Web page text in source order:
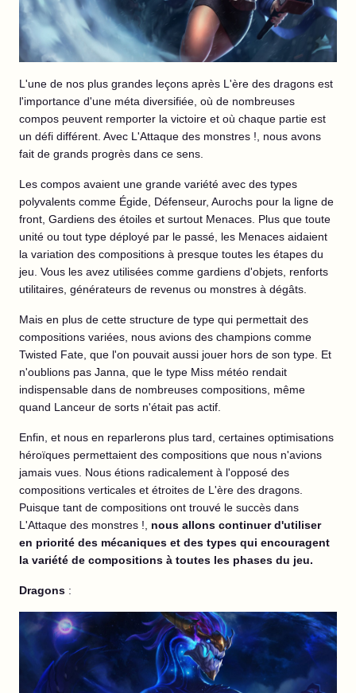
L'une de nos plus grandes leçons après L'ère des dragons est
l'importance d'une méta diversifiée, où de nombreuses
compos peuvent remporter la victoire et où chaque partie est
un défi différent. Avec L'Attaque des monstres !, nous avons
fait de grands progrès dans ce sens.
Les compos avaient une grande variété avec des types
polyvalents comme Égide, Défenseur, Aurochs pour la ligne de
front, Gardiens des étoiles et surtout Menaces. Plus que toute
unité ou tout type déployé par le passé, les Menaces aidaient
la variation des compositions à presque toutes les étapes du
jeu. Vous les avez utilisées comme gardiens d'objets, renforts
utilitaires, générateurs de revenus ou monstres à dégâts.
Mais en plus de cette structure de type qui permettait des
compositions variées, nous avions des champions comme
Twisted Fate, que l'on pouvait aussi jouer hors de son type. Et
n'oublions pas Janna, que le type Miss météo rendait
indispensable dans de nombreuses compositions, même
quand Lanceur de sorts n'était pas actif.
Enfin, et nous en reparlerons plus tard, certaines optimisations
héroïques permettaient des compositions que nous n'avions
jamais vues. Nous étions radicalement à l'opposé des
compositions verticales et étroites de L'ère des dragons.
Puisque tant de compositions ont trouvé le succès dans
L'Attaque des monstres !, nous allons continuer d'utiliser
en priorité des mécaniques et des types qui encouragent
la variété de compositions à toutes les phases du jeu.
Dragons :